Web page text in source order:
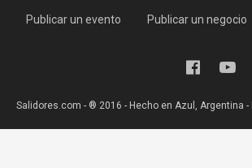
Publicar un evento Publicar un negocio
Salidores.com - ® 2016 - Hecho en Azul, Argentina -